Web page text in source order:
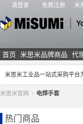
请登录 免费注册 米
首页 米思米品牌商品 代
米思米工业品一站式采购平台
米思米官网 > 电焊手套
热门商品